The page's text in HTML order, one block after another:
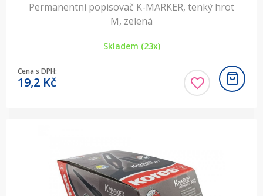
Permanentní popisovač K-MARKER, tenký hrot
M, zelená
Skladem (23x)
Cena s DPH:
19,2 Kč